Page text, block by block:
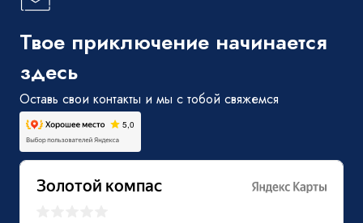
Твое приключение начинается
здесь
Оставь свои контакты и мы с тобой свяжемся